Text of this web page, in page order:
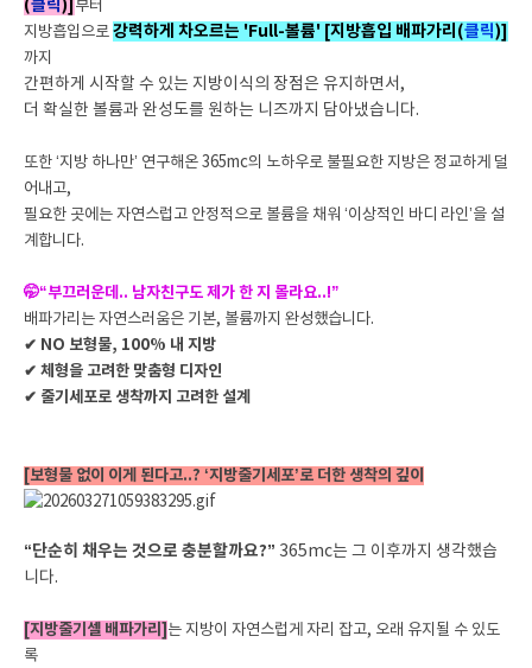
(클릭)] 부터
지방흡입으로강력하게 차오르는 'Full-볼륨' [지방흡입 배파가리(클릭)]
까지
간편하게 시작할 수 있는 지방이식의 장점은 유지하면서,
더 확실한 볼륨과 완성도를 원하는 니즈까지 담아냈습니다.
또한 ‘지방 하나만’ 연구해온 365mc의 노하우로 불필요한 지방은 정교하게 덜
어내고,
필요한 곳에는 자연스럽고 안정적으로 볼륨을 채워 ‘이상적인 바디 라인’을 설
계합니다.
🤭“부끄러운데.. 남자친구도 제가 한 지 몰라요..!”
배파가리는 자연스러움은 기본, 볼륨까지 완성했습니다.
✔ NO 보형물, 100% 내 지방
✔ 체형을 고려한 맞춤형 디자인
✔ 줄기세포로 생착까지 고려한 설계
[보형물 없이 이게 된다고..? ‘지방줄기세포’로 더한 생착의 깊이
“단순히 채우는 것으로 충분할까요?” 365mc는 그 이후까지 생각했습
니다.
[지방줄기셀 배파가리] 는 지방이 자연스럽게 자리 잡고, 오래 유지될 수 있도
록